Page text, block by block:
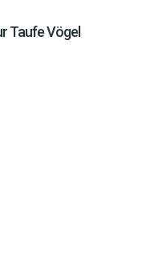
Taufe Vögel